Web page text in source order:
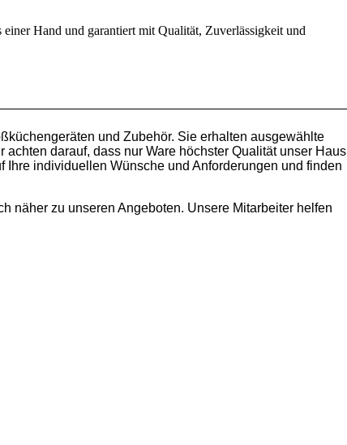
Hand und garantiert mit Qualität, Zuverlässigkeit und
und Zubehör. Sie erhalten ausgewählte
darauf, dass nur Ware höchster Qualität unser Haus
individuellen Wünsche und Anforderungen und finden
näher zu unseren Angeboten. Unsere Mitarbeiter helfen